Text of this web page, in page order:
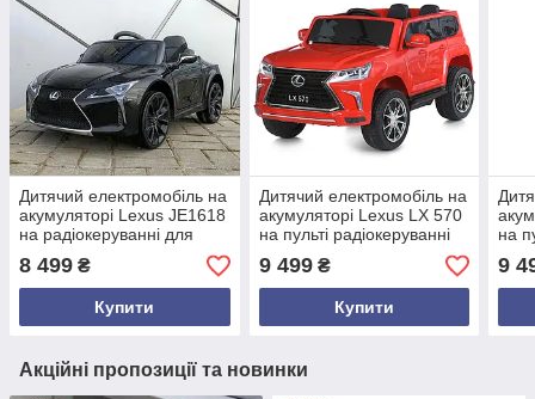
Дитячий електромобіль на
акумуляторі Lexus JE1618
на радіокеруванні для
8 499 ₴
Купити
Дитячий електромобіль на
акумуляторі Lexus LX 570
на пульті радіокеруванні
Червоний
9 499₴
Купити
на
9
Акційні пропозиції та новинки